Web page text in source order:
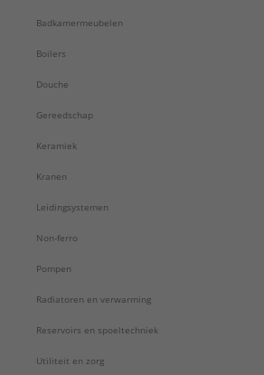
Badkamermeubelen
Boilers
Douche
Gereedschap
Keramiek
Kranen
Leidingsystemen
Non-ferro
Pompen
Radiatoren en verwarming
Reservoirs en spoeltechniek
Utiliteit en zorg